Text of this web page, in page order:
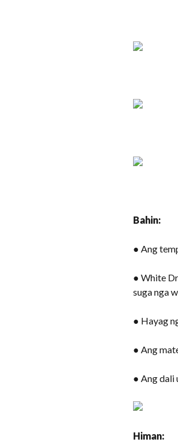
Bahin:
● Ang
● White
suga nga
● Hayag
● Ang
● Ang dali
Himan: